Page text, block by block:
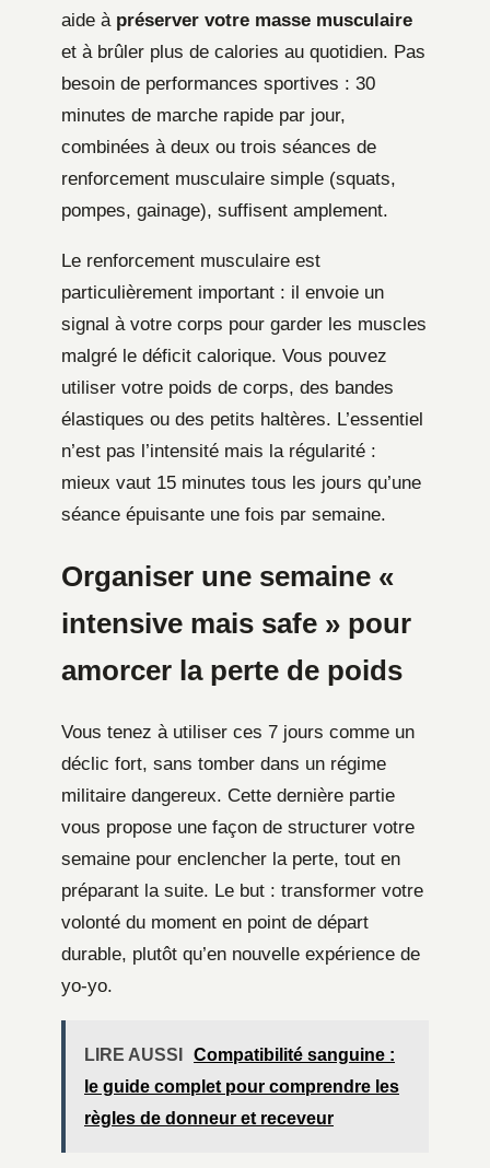
aide à préserver votre masse musculaire
et à brûler plus de calories au quotidien. Pas
besoin de performances sportives : 30
minutes de marche rapide par jour,
combinées à deux ou trois séances de
renforcement musculaire simple (squats,
pompes, gainage), suffisent amplement.
Le renforcement musculaire est
particulièrement important : il envoie un
signal à votre corps pour garder les muscles
malgré le déficit calorique. Vous pouvez
utiliser votre poids de corps, des bandes
élastiques ou des petits haltères. L’essentiel
n’est pas l’intensité mais la régularité :
mieux vaut 15 minutes tous les jours qu’une
séance épuisante une fois par semaine.
Organiser une semaine «
intensive mais safe » pour
amorcer la perte de poids
Vous tenez à utiliser ces 7 jours comme un
déclic fort, sans tomber dans un régime
militaire dangereux. Cette dernière partie
vous propose une façon de structurer votre
semaine pour enclencher la perte, tout en
préparant la suite. Le but : transformer votre
volonté du moment en point de départ
durable, plutôt qu’en nouvelle expérience de
yo-yo.
LIRE AUSSI
Compatibilité sanguine :
le guide complet pour comprendre les
règles de donneur et receveur